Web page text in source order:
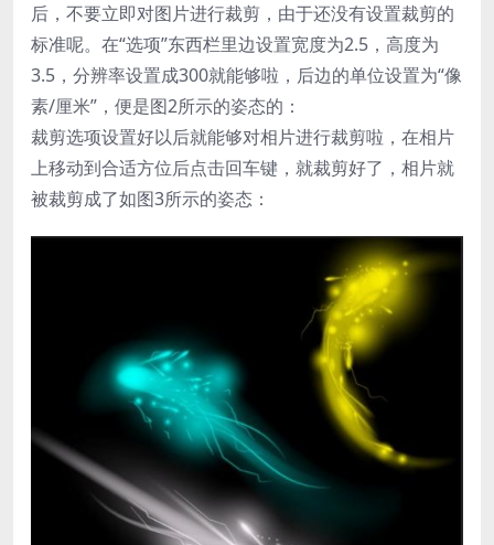
后，不要立即对图片进行裁剪，由于还没有设置裁剪的
标准呢。在“选项”东西栏里边设置宽度为2.5，高度为
3.5，分辨率设置成300就能够啦，后边的单位设置为“像
素/厘米”，便是图2所示的姿态的：
裁剪选项设置好以后就能够对相片进行裁剪啦，在相片
上移动到合适方位后点击回车键，就裁剪好了，相片就
被裁剪成了如图3所示的姿态：